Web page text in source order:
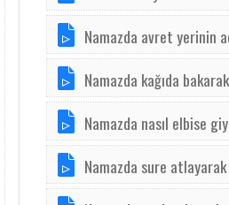
Namazda avret yerinin
Namazda kağıda
Namazda nasıl elbise
Namazda sure